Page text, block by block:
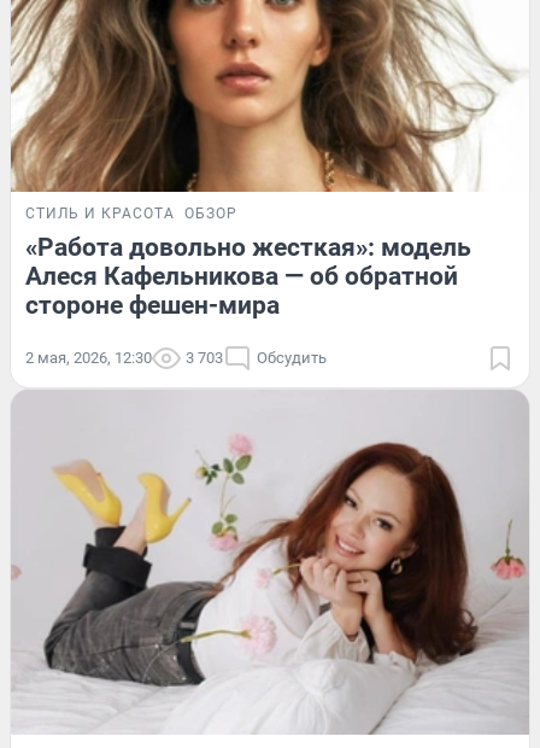
СТИЛЬ И КРАСОТА ОБЗОР
«Работа довольно жесткая»: модель
Алеся Кафельникова — об обратной
стороне фешен-мира
2 мая, 2026, 12:30 3 703 Обсудить